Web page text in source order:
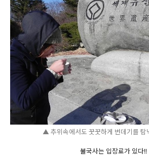
▲ 추위속에서도 꿋꿋하게 번데기를 탐
불국사는 입장료가 있다!!